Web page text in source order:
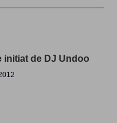
initiat de DJ Undoo